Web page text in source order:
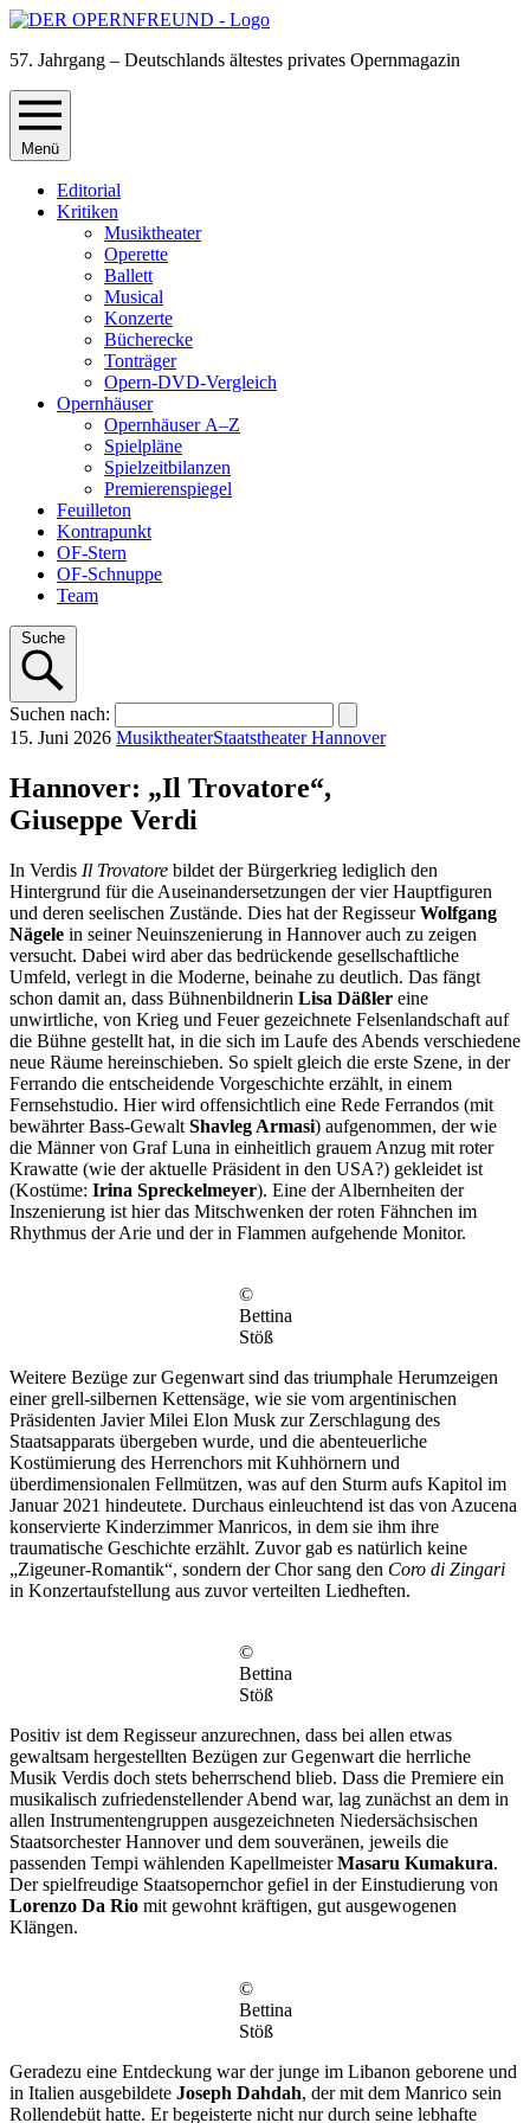
57. Jahrgang – Deutschlands ältestes privates Opernmagazin
Menü
Editorial
Kritiken
Musiktheater
Operette
Ballett
Musical
Konzerte
Bücherecke
Tonträger
Opern-DVD-Vergleich
Opernhäuser
Opernhäuser A–Z
Spielpläne
Spielzeitbilanzen
Premierenspiegel
Feuilleton
Kontrapunkt
OF-Stern
OF-Schnuppe
Team
Suche
Suchen nach:
15. Juni 2026 MusiktheaterStaatstheater Hannover
Hannover: „Il Trovatore“,
Giuseppe Verdi
In Verdis Il Trovatore bildet der Bürgerkrieg lediglich den
Hintergrund für die Auseinandersetzungen der vier Hauptfiguren
und deren seelischen Zustände. Dies hat der RegisseurWolfgang
Nägele in seiner Neuinszenierung in Hannover auch zu zeigen
versucht. Dabei wird aber das bedrückende gesellschaftliche
Umfeld, verlegt in die Moderne, beinahe zu deutlich. Das fängt
schon damit an, dass Bühnenbildnerin Lisa Däßler eine
unwirtliche, von Krieg und Feuer gezeichnete Felsenlandschaft auf
die Bühne gestellt hat, in die sich im Laufe des Abends verschiedene
neue Räume hereinschieben. So spielt gleich die erste Szene, in der
Ferrando die entscheidende Vorgeschichte erzählt, in einem
Fernsehstudio. Hier wird offensichtlich eine Rede Ferrandos (mit
bewährter Bass-Gewalt Shavleg Armasi) aufgenommen, der wie
die Männer von Graf Luna in einheitlich grauem Anzug mit roter
Krawatte (wie der aktuelle Präsident in den USA?) gekleidet ist
(Kostüme: Irina Spreckelmeyer). Eine der Albernheiten der
Inszenierung ist hier das Mitschwenken der roten Fähnchen im
Rhythmus der Arie und der in Flammen aufgehende Monitor.
©
Bettina
Stöß
Weitere Bezüge zur Gegenwart sind das triumphale Herumzeigen
einer grell-silbernen Kettensäge, wie sie vom argentinischen
Präsidenten Javier Milei Elon Musk zur Zerschlagung des
Staatsapparats übergeben wurde, und die abenteuerliche
Kostümierung des Herrenchors mit Kuhhörnern und
überdimensionalen Fellmützen, was auf den Sturm aufs Kapitol im
Januar 2021 hindeutete. Durchaus einleuchtend ist das von Azucena
konservierte Kinderzimmer Manricos, in dem sie ihm ihre
traumatische Geschichte erzählt. Zuvor gab es natürlich keine
„Zigeuner-Romantik“, sondern der Chor sang den Coro di Zingari
in Konzertaufstellung aus zuvor verteilten Liedheften.
©
Bettina
Stöß
Positiv ist dem Regisseur anzurechnen, dass bei allen etwas
gewaltsam hergestellten Bezügen zur Gegenwart die herrliche
Musik Verdis doch stets beherrschend blieb. Dass die Premiere ein
musikalisch zufriedenstellender Abend war, lag zunächst an dem in
allen Instrumentengruppen ausgezeichneten Niedersächsischen
Staatsorchester Hannover und dem souveränen, jeweils die
passenden Tempi wählenden KapellmeisterMasaru Kumakura.
Der spielfreudige Staatsopernchor gefiel in der Einstudierung von
Lorenzo Da Rio mit gewohnt kräftigen, gut ausgewogenen
Klängen.
©
Bettina
Stöß
Geradezu eine Entdeckung war der junge im Libanon geborene und
in Italien ausgebildete Joseph Dahdah, der mit dem Manrico sein
Rollendebüt hatte. Er begeisterte nicht nur durch seine lebhafte